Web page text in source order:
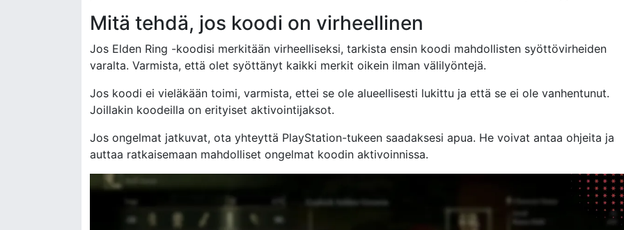
Mitä tehdä, jos koodi on virheellinen
Jos Elden Ring -koodisi merkitään virheelliseksi, tarkista ensin koodi mahdollisten syöttövirheiden
varalta. Varmista, että olet syöttänyt kaikki merkit oikein ilman välilyöntejä.
Jos koodi ei vieläkään toimi, varmista, ettei se ole alueellisesti lukittu ja että se ei ole vanhentunut.
Joillakin koodeilla on erityiset aktivointijaksot.
Jos ongelmat jatkuvat, ota yhteyttä PlayStation-tukeen saadaksesi apua. He voivat antaa ohjeita ja
auttaa ratkaisemaan mahdolliset ongelmat koodin aktivoinnissa.